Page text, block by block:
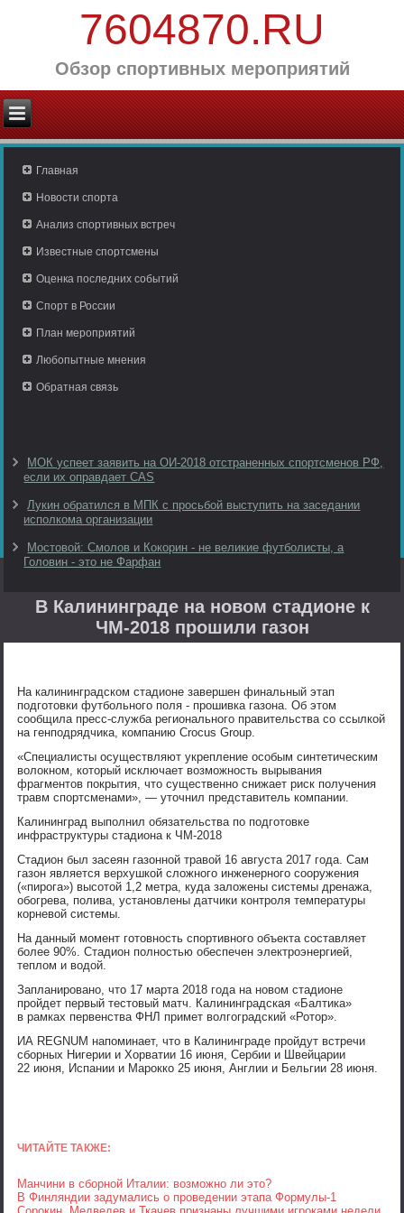
7604870.RU
Обзор спортивных мероприятий
Главная
Новости спорта
Анализ спортивных встреч
Известные спортсмены
Оценка последних событий
Спорт в России
План мероприятий
Любопытные мнения
Обратная связь
МОК успеет заявить на ОИ-2018 отстраненных спортсменов РФ,
если их оправдает CAS
Лукин обратился в МПК с просьбой выступить на заседании
исполкома организации
Мостовой: Смолов и Кокорин - не великие футболисты, а
Головин - это не Фарфан
В Калининграде на новом стадионе к
ЧМ-2018 прошили газон
На калининградском стадионе завершен финальный этап
подготовки футбольного поля - прошивка газона. Об этом
сообщила пресс-служба регионального правительства со ссылкой
на генподрядчика, компанию Crocus Group.
«Специалисты осуществляют укрепление особым синтетическим
волокном, который исключает возможность вырывания
фрагментов покрытия, что существенно снижает риск получения
травм спортсменами», — уточнил представитель компании.
Калининград выполнил обязательства по подготовке
инфраструктуры стадиона к ЧМ-2018
Стадион был засеян газонной травой 16 августа 2017 года. Сам
газон является верхушкой сложного инженерного сооружения
(«пирога») высотой 1,2 метра, куда заложены системы дренажа,
обогрева, полива, установлены датчики контроля температуры
корневой системы.
На данный момент готовность спортивного объекта составляет
более 90%. Стадион полностью обеспечен электроэнергией,
теплом и водой.
Запланировано, что 17 марта 2018 года на новом стадионе
пройдет первый тестовый матч. Калининградская «Балтика»
в рамках первенства ФНЛ примет волгоградский «Ротор».
ИА REGNUM напоминает, что в Калининграде пройдут встречи
сборных Нигерии и Хорватии 16 июня, Сербии и Швейцарии
22 июня, Испании и Марокко 25 июня, Англии и Бельгии 28 июня.
ЧИТАЙТЕ ТАКЖЕ:
Манчини в сборной Италии: возможно ли это?
В Финляндии задумались о проведении этапа Формулы-1